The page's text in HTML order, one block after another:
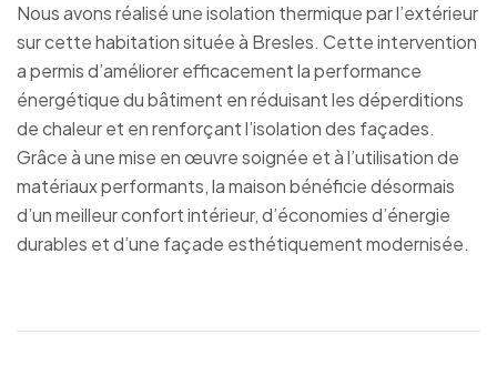
Nous avons réalisé une isolation thermique par l’extérieur
sur cette habitation située à Bresles. Cette intervention
a permis d’améliorer efficacement la performance
énergétique du bâtiment en réduisant les déperditions
de chaleur et en renforçant l’isolation des façades.
Grâce à une mise en œuvre soignée et à l’utilisation de
matériaux performants, la maison bénéficie désormais
d’un meilleur confort intérieur, d’économies d’énergie
durables et d’une façade esthétiquement modernisée.